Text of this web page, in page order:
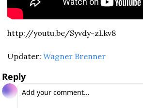
http://youtu.be/Syvdy-zLkv8
Updater: Wagner Brenner
Reply